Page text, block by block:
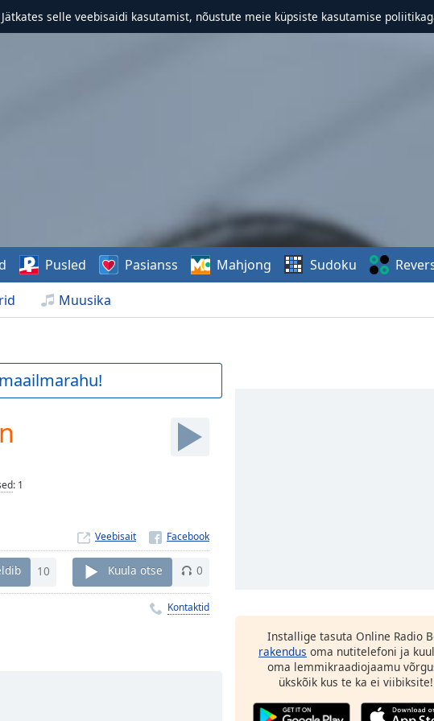
Jätkates selle veebisaidi kasutamist, nõustute meie küpsiste kasutamise
Muusika
Pusled Pasianss Mahjong Sudoku
: 1
Veebisait
10 Kuula otse 0
Kontaktid
Installige tasuta Online Radio
rakendus oma nutitelefoni ja
oma lemmikraadiojaamu
ükskõik kus te ka ei viibiksite!